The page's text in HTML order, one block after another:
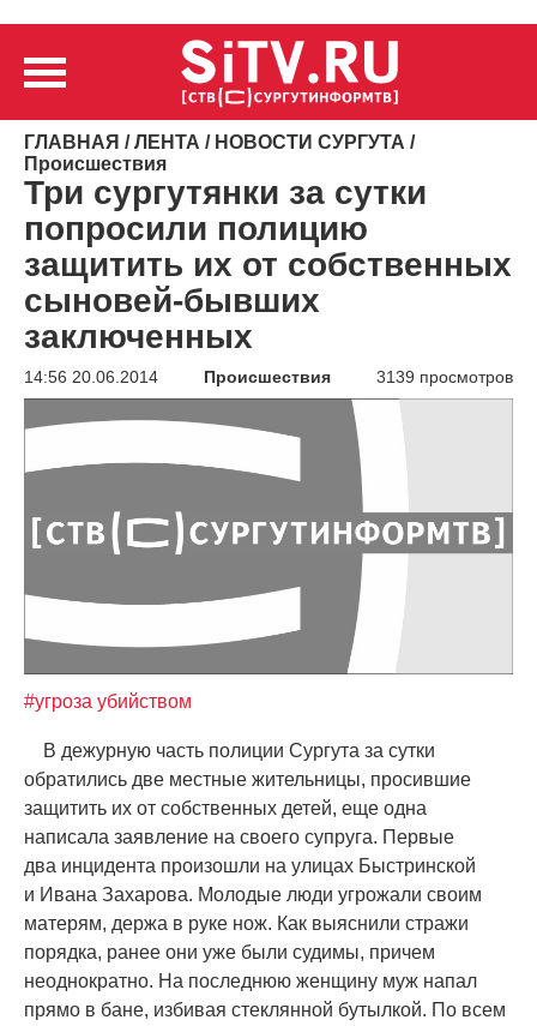
ГЛАВНАЯ /ЛЕНТА / НОВОСТИ СУРГУТА /
Происшествия
Три сургутянки за сутки
попросили полицию
защитить их от собственных
сыновей-бывших
заключенных
14:56 20.06.2014 Происшествия 3139 просмотров
#угроза убийством
В дежурную часть полиции Сургута за сутки
обратились две местные жительницы, просившие
защитить их от собственных детей, еще одна
написала заявление на своего супруга. Первые
два инцидента произошли на улицах Быстринской
и Ивана Захарова. Молодые люди угрожали своим
матерям, держа в руке нож. Как выяснили стражи
порядка, ранее они уже были судимы, причем
неоднократно. На последнюю женщину муж напал
прямо в бане, избивая стеклянной бутылкой. По всем